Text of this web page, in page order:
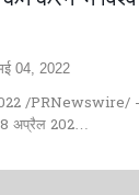
04, 2022
/PRNewswire/
28 अप्रैल 202…